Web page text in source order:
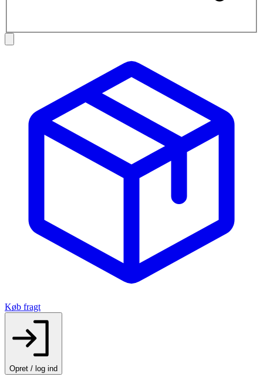
Køb fragt
Opret / log ind